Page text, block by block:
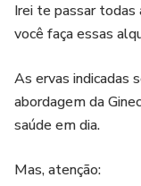
Irei te passar todas
você faça essas
As ervas indicadas
abordagem da
saúde em dia.
Mas, atenção: